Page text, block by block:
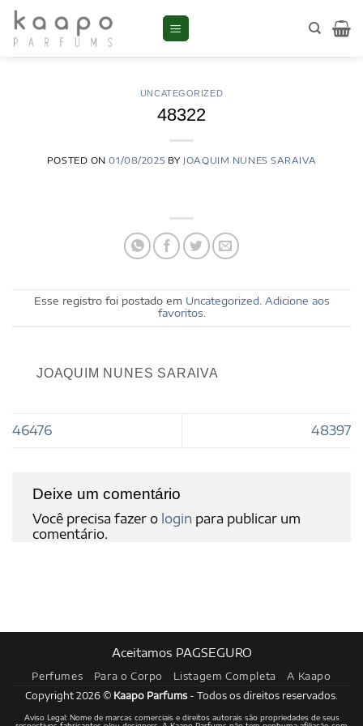
Skip
content
UNCATEGORIZED
48322
POSTED ON01/08/2025 BY JOAQUIM NUNES SARAIVA
Esse registro foi postado em Uncategorized. Adicione aos
favoritos
JOAQUIM NUNES SARAIVA
46476 48397
Deixe um comentário
Você precisa fazer o login para publicar um
comentário.
Aceitamos PAGSEGURO
Perfumes Para o Corpo Listagem Completa A Kaapo
Copyright 2026 © Kaapo Parfums- Todos os direitos reservados.
Aviso Legal: Nome de marcas comerciais e direitos autorais são propriedades de seus